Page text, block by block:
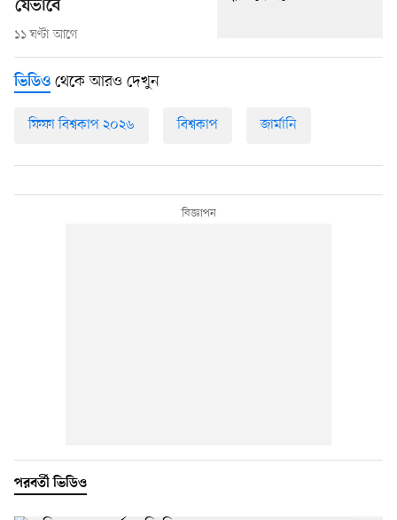
যেভাবে
১১ ঘণ্টা আগে
ভিডিও থেকে আরও দেখুন
ফিফা বিশ্বকাপ ২০২৬ বিশ্বকাপ জার্মানি
পরবর্তী ভিডিও